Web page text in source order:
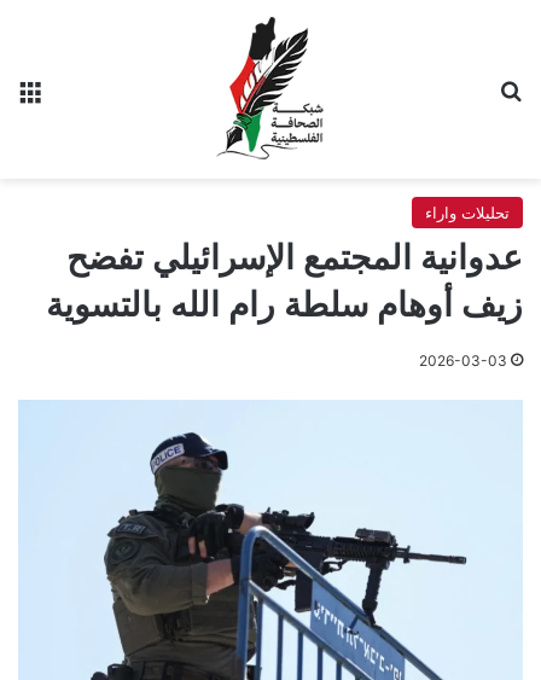
تحليلات واراء
عدوانية المجتمع الإسرائيلي تفضح
زيف أوهام سلطة رام الله بالتسوية
2026-03-03